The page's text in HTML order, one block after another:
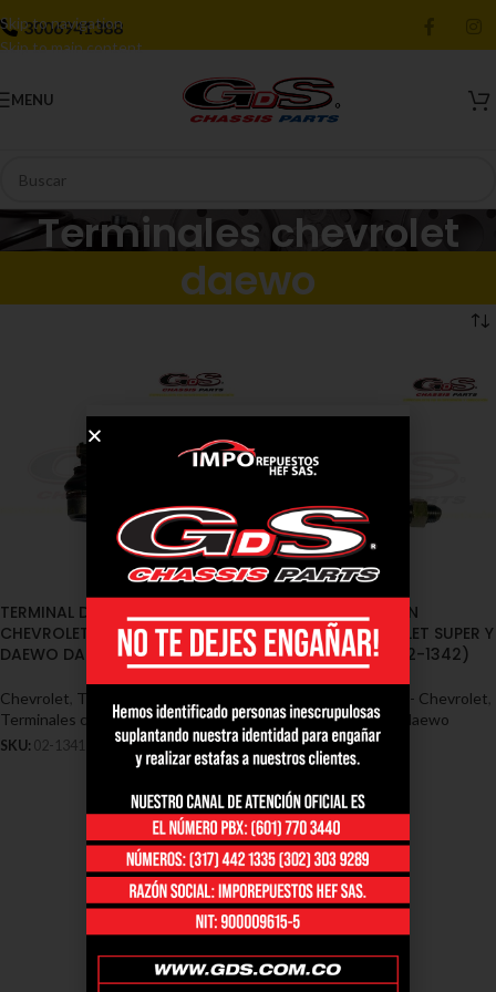
Skip to navigation
Skip to main content
3006941388
MENU
Terminales chevrolet
daewo
TERMINAL DIRECCION DERECHA
CHEVROLET SUPER CARRI /
DAEWO DAMAS (02-1341)
Chevrolet Terminales - Chevrolet
Terminales chevrolet daewo
SKU: 02-1341
TERMINAL DIRECCION
IZQUIERDA CHEVROLET SUPER Y
/ DAEWO DAMAS (02-1342)
Terminales - Chevrolet
Terminales chevrolet daewo
SKU:02-1342